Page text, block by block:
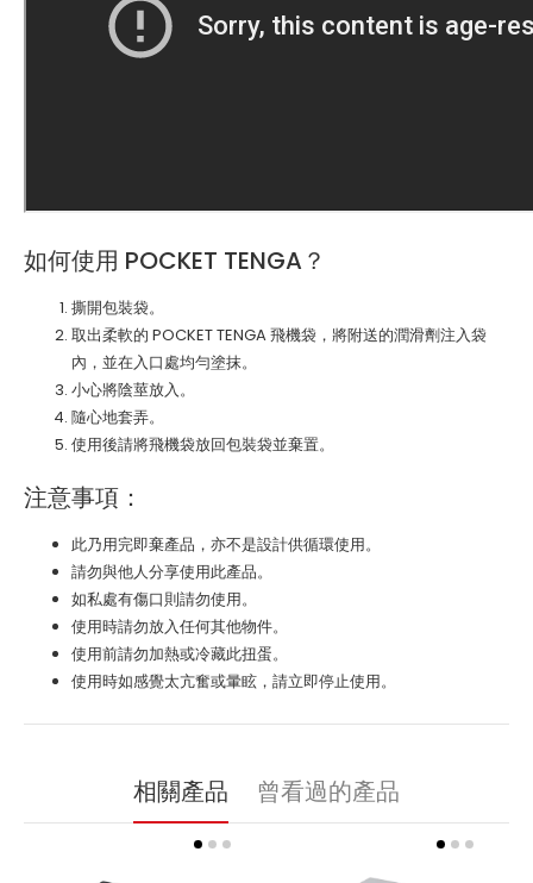
如何使用 POCKET TENGA？
撕開包裝袋。
取出柔軟的 POCKET TENGA 飛機袋，將附送的潤滑劑注入袋
內，並在入口處均勻塗抹。
小心將陰莖放入。
隨心地套弄。
使用後請將飛機袋放回包裝袋並棄置。
注意事項：
此乃用完即棄產品，亦不是設計供循環使用。
請勿與他人分享使用此產品。
如私處有傷口則請勿使用。
使用時請勿放入任何其他物件。
使用前請勿加熱或冷藏此扭蛋。
使用時如感覺太亢奮或暈眩，請立即停止使用。
相關產品 曾看過的產品